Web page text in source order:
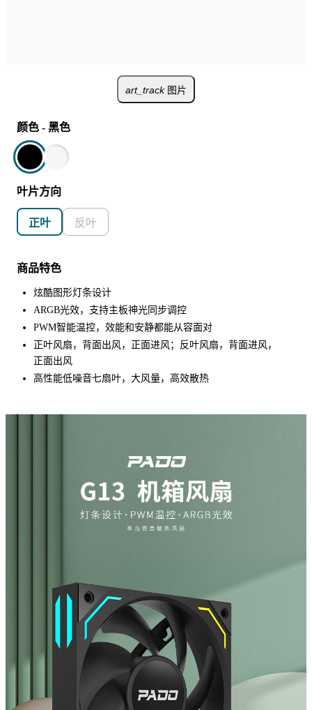
art_track 图片
颜色 - 黑色
叶片方向
正叶 反叶
商品特色
炫酷图形灯条设计
ARGB光效，支持主板神光同步调控
PWM智能温控，效能和安静都能从容面对
正叶风扇，背面出风，正面进风；反叶风扇，背面进风，
正面出风
高性能低噪音七扇叶，大风量，高效散热